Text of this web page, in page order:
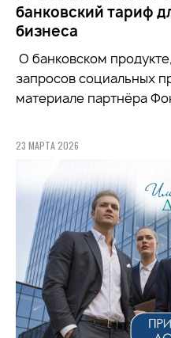
банковский тариф
бизнеса
О банковском
запросов социальных
материале партнёра
23 МАРТА 2026